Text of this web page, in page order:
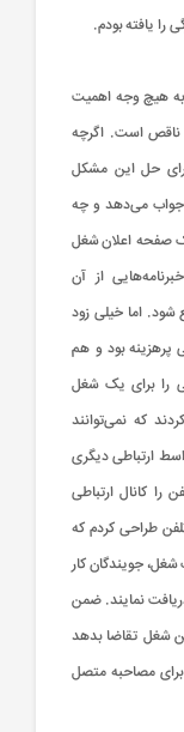
را یافته بودم.
به هیچ وجه اهمیت
نا‌قص است. اگر‌چه
حل این مشکل
جواب می‌دهد و چه
صفحه اعلان شغل
از آن
شود. اما خیلی زود
بود و هم
را برای یک شغل
که نمی‌توانند
ارتباطی دیگری
کانال ارتباطی
طراحی کردم که
جویندگان کار
نمایند. ضمن
شغل تقاضا بدهد
برای مصاحبه متصل